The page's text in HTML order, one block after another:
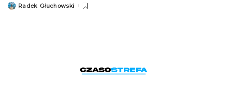
PostedRadek Głuchowski